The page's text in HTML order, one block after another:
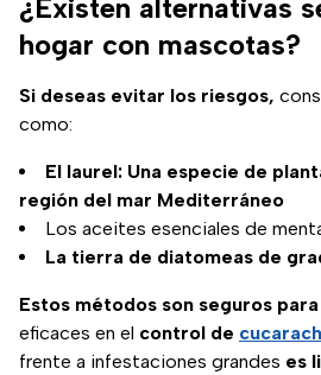
¿Existen alternativas
hogar con mascotas?
Si deseas evitar los riesgos,
como:
El laurel: Una especie de
región del mar Mediterráneo
Los aceites esenciales de
La tierra de diatomeas de
Estos métodos son seguros
eficaces en el control de
frente a infestaciones grandes es